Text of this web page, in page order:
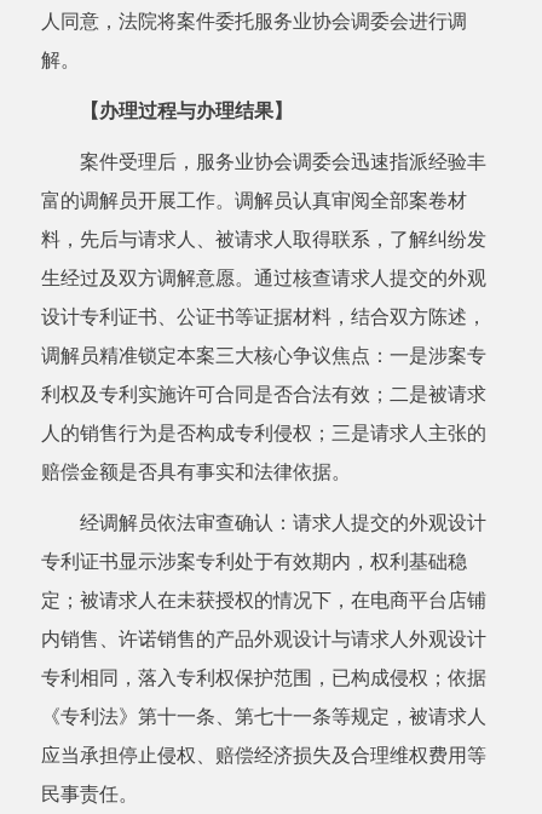
人同意，法院将案件委托服务业协会调委会进行调
解。
【办理过程与办理结果】
案件受理后，服务业协会调委会迅速指派经验丰
富的调解员开展工作。调解员认真审阅全部案卷材
料，先后与请求人、被请求人取得联系，了解纠纷发
生经过及双方调解意愿。通过核查请求人提交的外观
设计专利证书、公证书等证据材料，结合双方陈述，
调解员精准锁定本案三大核心争议焦点：一是涉案专
利权及专利实施许可合同是否合法有效；二是被请求
人的销售行为是否构成专利侵权；三是请求人主张的
赔偿金额是否具有事实和法律依据。
经调解员依法审查确认：请求人提交的外观设计
专利证书显示涉案专利处于有效期内，权利基础稳
定；被请求人在未获授权的情况下，在电商平台店铺
内销售、许诺销售的产品外观设计与请求人外观设计
专利相同，落入专利权保护范围，已构成侵权；依据
《专利法》第十一条、第七十一条等规定，被请求人
应当承担停止侵权、赔偿经济损失及合理维权费用等
民事责任。